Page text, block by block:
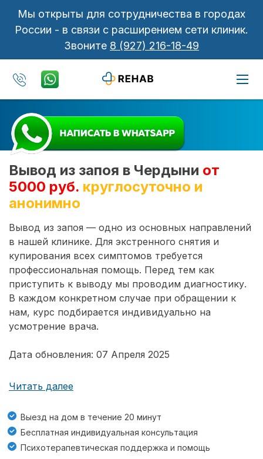
Мы открыты для сотрудничества в городах
России - в связи с расширением сети клиник.
Звоните 8 (927) 216-18-49
Вывод из запоя в Чердыни от
5000 руб. круглосуточно и
анонимно
Вывод из запоя — одно из основных направлений
в нашей клинике. Для экстренного снятия и
купирования всех симптомов требуется
профессиональная помощь. Перед тем как
приступить к выводу мы проводим диагностику.
В каждом конкретном случае при обращении к
нам, курс подбирается индивидуально на
усмотрение врача.
Дата обновления: 07 Апреля 2025
Читать далее
Выезд на дом в течение 20 минут
Бесплатная индивидуальная консультация
Психотерапевтическая поддержка и помощь